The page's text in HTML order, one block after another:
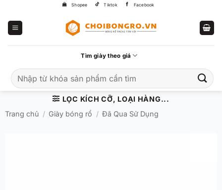
Shopee Tiktok Facebook
Tìm giày theo giá
kiếm:
LỌC KÍCH CỠ, LOẠI HÀNG...
Trang chủ / Giày bóng rổ / Đã Qua Sử Dụng